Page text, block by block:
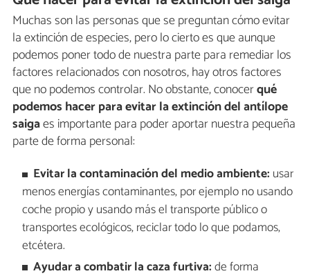
Muchas son las personas que se preguntan cómo evitar
la extinción de especies, pero lo cierto es que aunque
podemos poner todo de nuestra parte para remediar los
factores relacionados con nosotros, hay otros factores
que no podemos controlar. No obstante, conocerqué
podemos hacer para evitar la extinción del antílope
saigaes importante para poder aportar nuestra pequeña
parte de forma personal:
Evitar la contaminación del medio ambiente: usar
menos energías contaminantes, por ejemplo no usando
coche propio y usando más el transporte público o
transportes ecológicos, reciclar todo lo que podamos,
etcétera.
Ayudar a combatir la caza furtiva:de forma